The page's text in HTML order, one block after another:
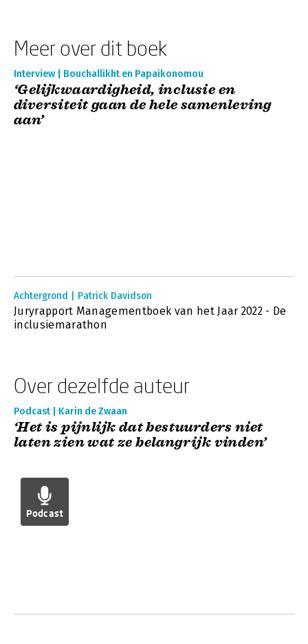
Meer over dit boek
Interview | Bouchallikht en Papaikonomou
‘Gelijkwaardigheid, inclusie en
diversiteit gaan de hele samenleving
aan’
Achtergrond | Patrick Davidson
Juryrapport Managementboek van het Jaar 2022 - De
inclusiemarathon
Over dezelfde auteur
Podcast | Karin de Zwaan
‘Het is pijnlijk dat bestuurders niet
laten zien wat ze belangrijk vinden’
Podcast